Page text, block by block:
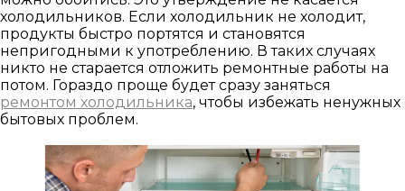
холодильников. Если холодильник не холодит,
продукты быстро портятся и становятся
непригодными к употреблению. В таких случаях
никто не старается отложить ремонтные работы на
потом. Гораздо проще будет сразу заняться
ремонтом холодильника, чтобы избежать ненужных
бытовых проблем.